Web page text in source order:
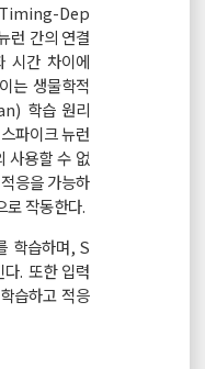
Timing-Dep
런 간의 연결
시간 차이에
는 생물학적
학습 원리
파이크 뉴런
사용할 수 없
응을 가능하
로 작동한다.
학습하며, S
. 또한 입력
습하고 적응